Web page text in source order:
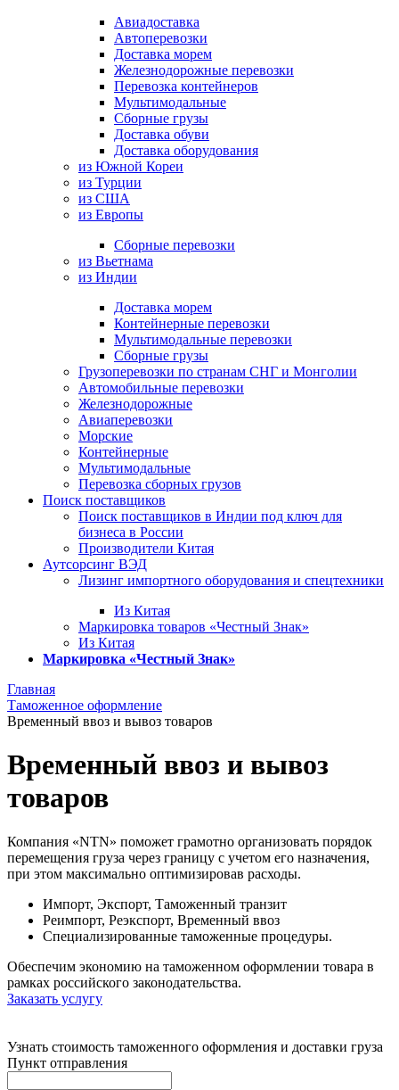
Авиадоставка
Автоперевозки
Доставка морем
Железнодорожные перевозки
Перевозка контейнеров
Мультимодальные
Сборные грузы
Доставка обуви
Доставка оборудования
из Южной Кореи
из Турции
из США
из Европы
Сборные перевозки
из Вьетнама
из Индии
Доставка морем
Контейнерные перевозки
Мультимодальные перевозки
Сборные грузы
Грузоперевозки по странам СНГ и Монголии
Автомобильные перевозки
Железнодорожные
Авиаперевозки
Морские
Контейнерные
Мультимодальные
Перевозка сборных грузов
Поиск поставщиков
Поиск поставщиков в Индии под ключ для
бизнеса в России
Производители Китая
Аутсорсинг ВЭД
Лизинг импортного оборудования и спецтехники
Из Китая
Маркировка товаров «Честный Знак»
Из Китая
Маркировка «Честный Знак»
Главная
Таможенное оформление
Временный ввоз и вывоз товаров
Временный ввоз и вывоз
товаров
Компания «NTN» поможет грамотно организовать порядок
перемещения груза через границу с учетом его назначения,
при этом максимально оптимизировав расходы.
Импорт, Экспорт, Таможенный транзит
Реимпорт, Реэкспорт, Временный ввоз
Специализированные таможенные процедуры.
Обеспечим экономию на таможенном оформлении товара в
рамках российского законодательства.
Заказать услугу
Узнать стоимость таможенного оформления и доставки груза
Пункт отправления